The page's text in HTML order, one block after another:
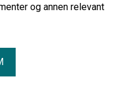
og annen relevant